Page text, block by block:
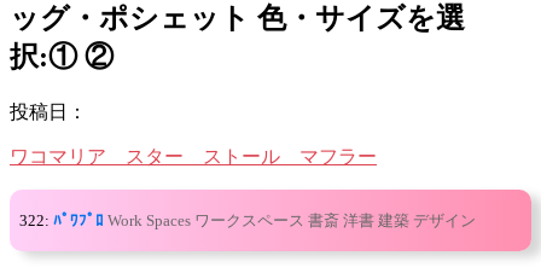
ッグ・ポシェット 色・サイズを選
択:① ②
投稿日：
ワコマリア スター ストール マフラー
322: ﾊﾟﾜﾌﾟﾛ Work Spaces ワークスペース 書斎 洋書 建築 デザイン